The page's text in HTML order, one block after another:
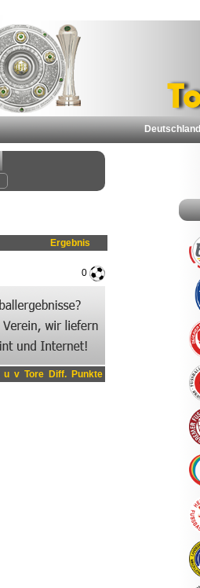
Deutschland
Ergebnis
0
u v Tore Diff. Punkte